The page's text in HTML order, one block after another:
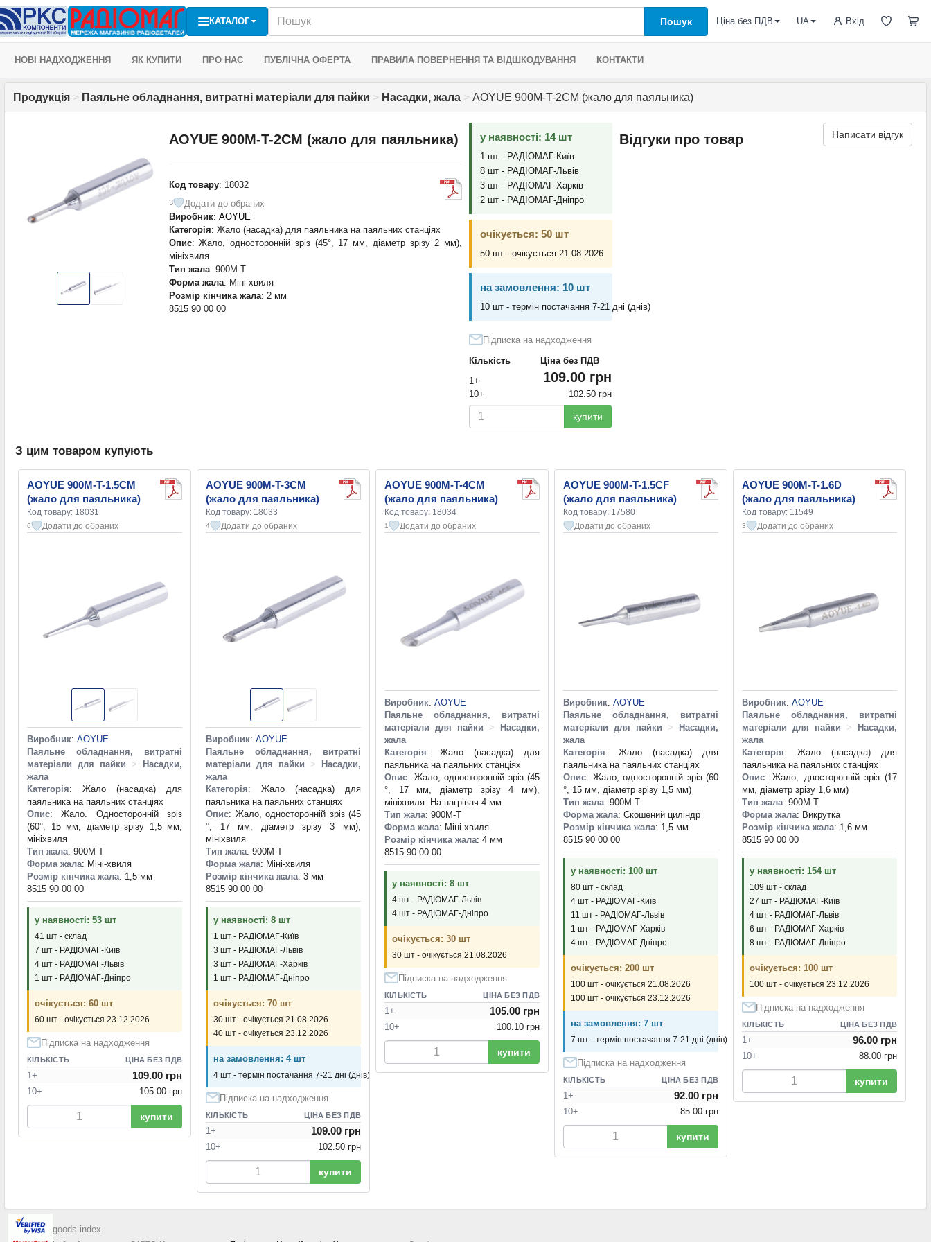
КАТАЛОГ Пошук Вхід
Ціна без ПДВ UA
НОВІ НАДХОДЖЕННЯ ЯК КУПИТИ ПРО НАС ПУБЛІЧНА ОФЕРТА ПРАВИЛА ПОВЕРНЕННЯ ТА ВІДШКОДУВАННЯ КОНТАКТИ
Продукція > Паяльне обладнання, витратні матеріали для пайки > Насадки, жала > AOYUE 900M-T-2CM (жало для паяльника)
AOYUE 900M-T-2CM (жало для паяльника)
Код товару: 18032
3
Додати до обраних
Виробник: AOYUE
Категорія: Жало (насадка) для паяльника на паяльних станціях
Опис: Жало, односторонній зріз (45°, 17 мм, діаметр зрізу 2 мм),
мініхвиля
Тип жала: 900M-T
Форма жала: Міні-хвиля
Розмір кінчика жала: 2 мм
8515 90 00 00
у наявності: 14 шт
1 шт - РАДІОМАГ-Київ
8 шт - РАДІОМАГ-Львів
3 шт - РАДІОМАГ-Харків
2 шт - РАДІОМАГ-Дніпро
очікується: 50 шт
50 шт - очікується 21.08.2026
на замовлення: 10 шт
10 шт - термін постачання 7-21 дні (днів)
Підписка на надходження
Кількість
Ціна без ПДВ
1+
109.00 грн
10+ 102.50 грн
купити
Відгуки про товар Написати відгук
З цим товаром купують
AOYUE 900M-T-1.5CM
(жало для паяльника)
Код товару: 18031
6 Додати до обраних
Виробник: AOYUE
Паяльне обладнання, витратні
матеріали для пайки
>
Насадки,
жала
Категорія: Жало (насадка) для
паяльника на паяльних станціях
Опис: Жало. Односторонній зріз
(60°, 15 мм, діаметр зрізу 1,5 мм,
мініхвиля
Тип жала: 900M-T
Форма жала: Міні-хвиля
Розмір кінчика жала: 1,5 мм
8515 90 00 00
у наявності: 53 шт
41 шт - склад
7 шт - РАДІОМАГ-Київ
4 шт - РАДІОМАГ-Львів
1 шт - РАДІОМАГ-Дніпро
очікується: 60 шт
60 шт - очікується 23.12.2026
Підписка на надходження
КІЛЬКІСТЬ ЦІНА БЕЗ ПДВ
1+ 109.00 грн
10+ 105.00 грн
купити
AOYUE 900M-T-3CM
(жало для паяльника)
Код товару: 18033
4 Додати до обраних
Виробник: AOYUE
Паяльне обладнання, витратні
матеріали для пайки
>
Насадки,
жала
Категорія: Жало (насадка) для
паяльника на паяльних станціях
Опис: Жало, односторонній зріз (45
°, 17 мм, діаметр зрізу 3 мм),
мініхвиля
Тип жала: 900M-T
Форма жала: Міні-хвиля
Розмір кінчика жала: 3 мм
8515 90 00 00
у наявності: 8 шт
1 шт - РАДІОМАГ-Київ
3 шт - РАДІОМАГ-Львів
3 шт - РАДІОМАГ-Харків
1 шт - РАДІОМАГ-Дніпро
очікується: 70 шт
30 шт - очікується 21.08.2026
40 шт - очікується 23.12.2026
на замовлення: 4 шт
4 шт - термін постачання 7-21 дні (днів)
Підписка на надходження
КІЛЬКІСТЬ ЦІНА БЕЗ ПДВ
1+ 109.00 грн
10+ 102.50 грн
купити
AOYUE 900M-T-4CM
(жало для паяльника)
Код товару: 18034
1 Додати до обраних
Виробник: AOYUE
Паяльне обладнання, витратні
матеріали для пайки
>
Насадки,
жала
Категорія: Жало (насадка) для
паяльника на паяльних станціях
Опис: Жало, односторонній зріз (45
°, 17 мм, діаметр зрізу 4 мм),
мініхвиля. На нагрівач 4 мм
Тип жала: 900M-T
Форма жала: Міні-хвиля
Розмір кінчика жала: 4 мм
8515 90 00 00
у наявності: 8 шт
4 шт - РАДІОМАГ-Львів
4 шт - РАДІОМАГ-Дніпро
очікується: 30 шт
30 шт - очікується 21.08.2026
Підписка на надходження
КІЛЬКІСТЬ ЦІНА БЕЗ ПДВ
1+ 105.00 грн
10+ 100.10 грн
купити
AOYUE 900M-T-1.5CF
(жало для паяльника)
Код товару: 17580
Додати до обраних
Виробник: AOYUE
Паяльне обладнання, витратні
матеріали для пайки
>
Насадки,
жала
Категорія: Жало (насадка) для
паяльника на паяльних станціях
Опис: Жало, односторонній зріз (60
°, 15 мм, діаметр зрізу 1,5 мм)
Тип жала: 900M-T
Форма жала: Скошений циліндр
Розмір кінчика жала: 1,5 мм
8515 90 00 00
у наявності: 100 шт
80 шт - склад
4 шт - РАДІОМАГ-Київ
11 шт - РАДІОМАГ-Львів
1 шт - РАДІОМАГ-Харків
4 шт - РАДІОМАГ-Дніпро
очікується: 200 шт
100 шт - очікується 21.08.2026
100 шт - очікується 23.12.2026
на замовлення: 7 шт
7 шт - термін постачання 7-21 дні (днів)
Підписка на надходження
КІЛЬКІСТЬ ЦІНА БЕЗ ПДВ
1+ 92.00 грн
10+ 85.00 грн
купити
AOYUE 900M-T-1.6D
(жало для паяльника)
Код товару: 11549
3 Додати до обраних
Виробник: AOYUE
Паяльне обладнання, витратні
матеріали для пайки
>
Насадки,
жала
Категорія: Жало (насадка) для
паяльника на паяльних станціях
Опис: Жало, двосторонній зріз (17
мм, діаметр зрізу 1,6 мм)
Тип жала: 900M-T
Форма жала: Викрутка
Розмір кінчика жала: 1,6 мм
8515 90 00 00
у наявності: 154 шт
109 шт - склад
27 шт - РАДІОМАГ-Київ
4 шт - РАДІОМАГ-Львів
6 шт - РАДІОМАГ-Харків
8 шт - РАДІОМАГ-Дніпро
очікується: 100 шт
100 шт - очікується 23.12.2026
Підписка на надходження
КІЛЬКІСТЬ ЦІНА БЕЗ ПДВ
1+ 96.00 грн
10+ 88.00 грн
купити
goods index